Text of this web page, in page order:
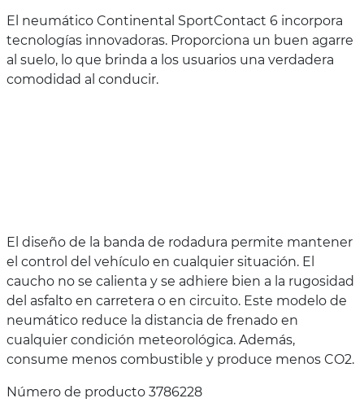
El neumático Continental SportContact 6 incorpora
tecnologías innovadoras. Proporciona un buen agarre
al suelo, lo que brinda a los usuarios una verdadera
comodidad al conducir.
El diseño de la banda de rodadura permite mantener
el control del vehículo en cualquier situación. El
caucho no se calienta y se adhiere bien a la rugosidad
del asfalto en carretera o en circuito. Este modelo de
neumático reduce la distancia de frenado en
cualquier condición meteorológica. Además,
consume menos combustible y produce menos CO2.
Número de producto 3786228